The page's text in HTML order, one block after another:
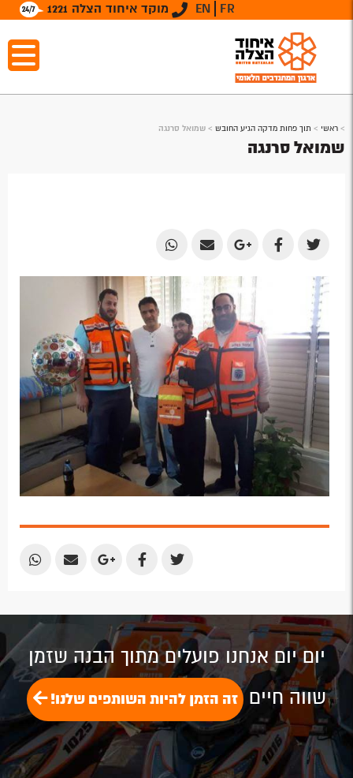
מוקד איחוד הצלה 1221 EN FR
> ראשי > תוך פחות מדקה הגיע החובש > שמואל סרנגה
שמואל סרנגה
Share
on
Twitter
Share
Facebook
Share
on
Google
Plus
Share
by
Email
Share
by
Email
Share
Share
Share
Share
Share
יום יום אנחנו פועלים מתוך הבנה שזמן
שווה חיים זה הזמן להיות השותפים שלנו!